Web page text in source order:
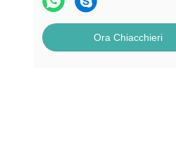
Ora Chiacchieri